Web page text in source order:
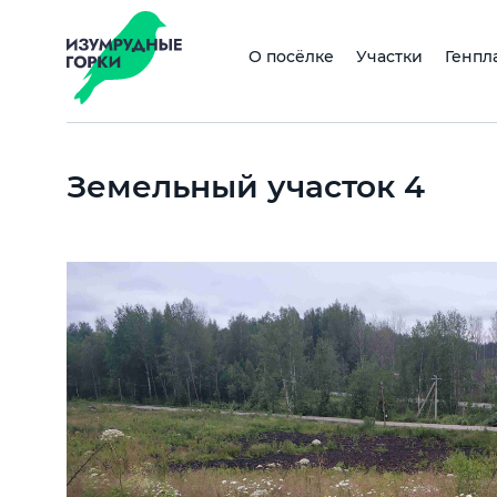
О посёлке Участки
Земельный участок 4